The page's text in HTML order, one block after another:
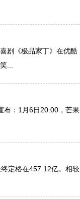
剧《极品家丁》在优酷
...
布：1月6日20:00，芒果
定格在457.12亿。相较